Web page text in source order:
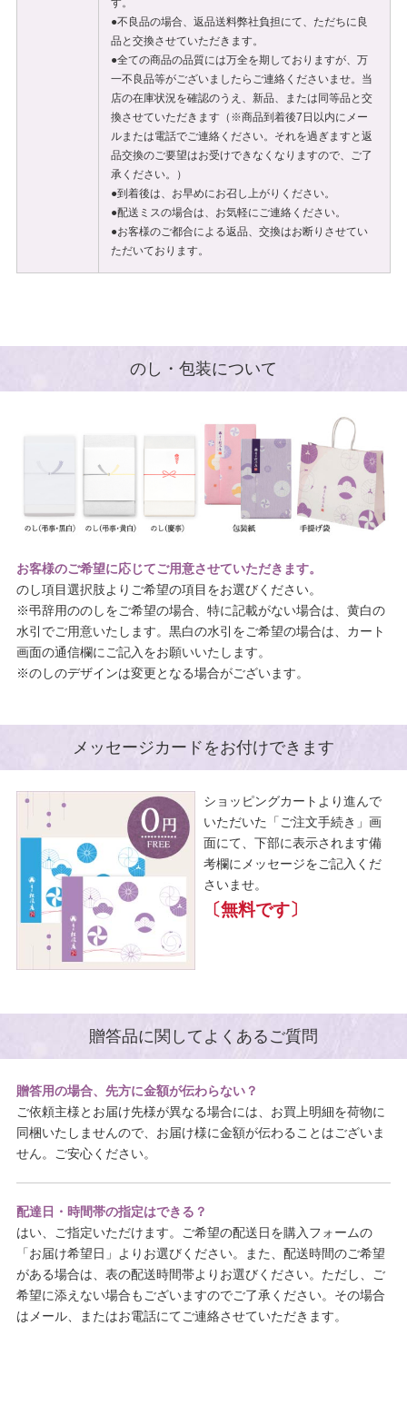
す。
●不良品の場合、返品送料弊社負担にて、ただちに良
品と交換させていただきます。
●全ての商品の品質には万全を期しておりますが、万
一不良品等がございましたらご連絡くださいませ。当
店の在庫状況を確認のうえ、新品、または同等品と交
換させていただきます（※商品到着後7日以内にメー
ルまたは電話でご連絡ください。それを過ぎますと返
品交換のご要望はお受けできなくなりますので、ご了
承ください。）
●到着後は、お早めにお召し上がりください。
●配送ミスの場合は、お気軽にご連絡ください。
●お客様のご都合による返品、交換はお断りさせてい
ただいております。
のし・包装について
お客様のご希望に応じてご用意させていただきます。
のし項目選択肢よりご希望の項目をお選びください。
※弔辞用ののしをご希望の場合、特に記載がない場合は、黄白の
水引でご用意いたします。黒白の水引をご希望の場合は、カート
画面の通信欄にご記入をお願いいたします。
※のしのデザインは変更となる場合がございます。
メッセージカードをお付けできます
ショッピングカートより進んで
いただいた「ご注文手続き」画
面にて、下部に表示されます備
考欄にメッセージをご記入くだ
さいませ。
〔無料です〕
贈答品に関してよくあるご質問
贈答用の場合、先方に金額が伝わらない？
ご依頼主様とお届け先様が異なる場合には、お買上明細を荷物に
同梱いたしませんので、お届け様に金額が伝わることはございま
せん。ご安心ください。
配達日・時間帯の指定はできる？
はい、ご指定いただけます。ご希望の配送日を購入フォームの
「お届け希望日」よりお選びください。また、配送時間のご希望
がある場合は、表の配送時間帯よりお選びください。ただし、ご
希望に添えない場合もございますのでご了承ください。その場合
はメール、またはお電話にてご連絡させていただきます。